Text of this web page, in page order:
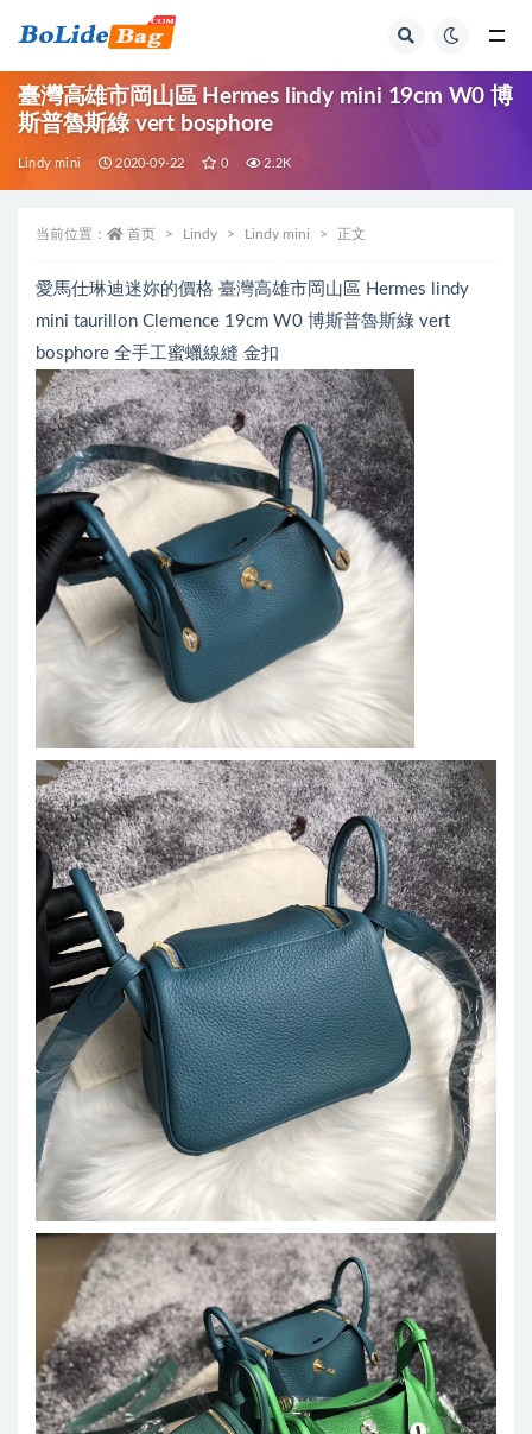
臺灣高雄市岡山區 Hermes lindy mini 19cm W0 博
斯普魯斯綠 vert bosphore
Lindy mini 2020-09-22 0 2.2K
当前位置： 首页 Lindy Lindy mini 正文
愛馬仕琳迪迷妳的價格 臺灣高雄市岡山區 Hermes lindy
mini taurillon Clemence 19cm W0 博斯普魯斯綠 vert
bosphore 全手工蜜蠟線縫 金扣